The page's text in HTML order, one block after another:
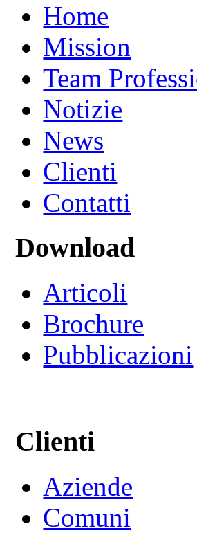
Home
Mission
Team
Notizie
News
Clienti
Contatti
Download
Articoli
Brochure
Pubblicazioni
Clienti
Aziende
Comuni